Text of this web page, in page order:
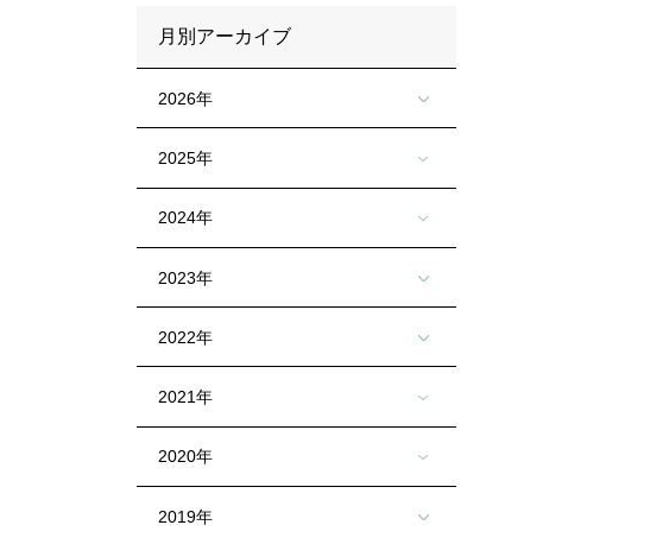
月別アーカイブ
2026年
2025年
2024年
2023年
2022年
2021年
2020年
2019年